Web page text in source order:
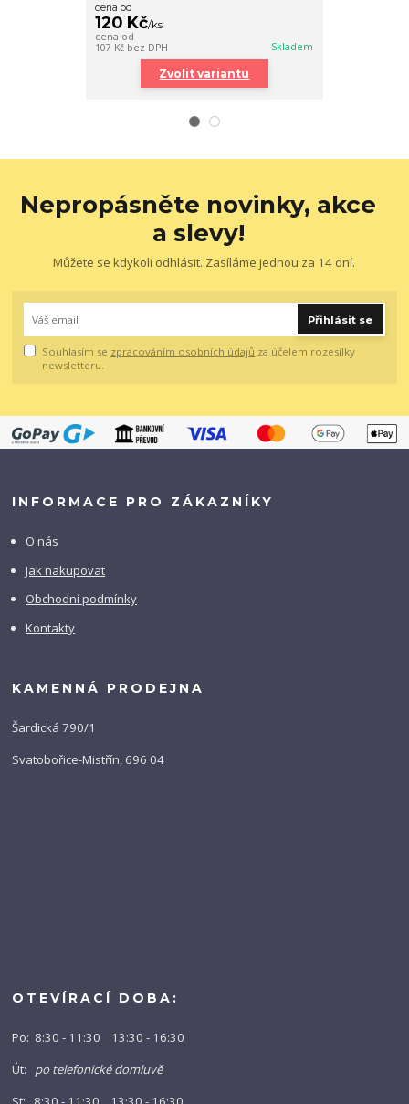
cena od
120 Kč/ks
cena od
107 Kč bez DPH Skladem
Zvolit variantu
Nepropásněte novinky, akce
a slevy!
Můžete se kdykoli odhlásit. Zasíláme jednou za 14 dní.
Přihlásit se
Souhlasím se zpracováním osobních údajů za účelem rozesílky
newsletteru.
INFORMACE PRO ZÁKAZNÍKY
O nás
Jak nakupovat
Obchodní podmínky
Kontakty
KAMENNÁ PRODEJNA
Šardická 790/1
Svatobořice-Mistřín, 696 04
OTEVÍRACÍ DOBA:
Po: 8:30 - 11:30 13:30 - 16:30
Út: po telefonické domluvě